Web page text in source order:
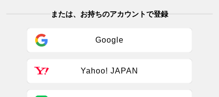
または、お持ちのアカウントで登録
Google
Yahoo! JAPAN